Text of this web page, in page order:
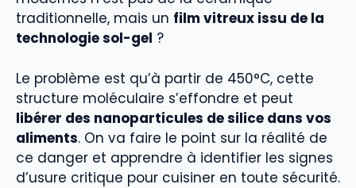
traditionnelle, mais un film vitreux issu de la
technologie sol-gel ?
Le problème est qu’à partir de 450°C, cette
structure moléculaire s’effondre et peut
libérer des nanoparticules de silice dans vos
aliments. On va faire le point sur la réalité de
ce danger et apprendre à identifier les signes
d’usure critique pour cuisiner en toute sécurité.